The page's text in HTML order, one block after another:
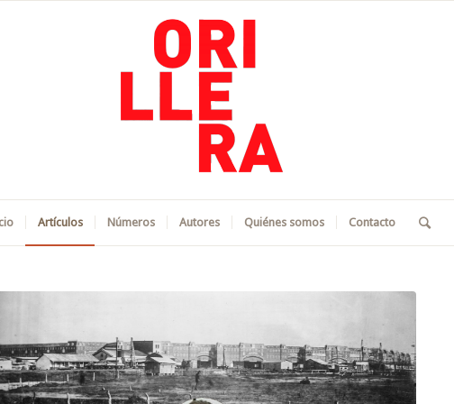
Artículos Números Autores Quiénes somos Contacto